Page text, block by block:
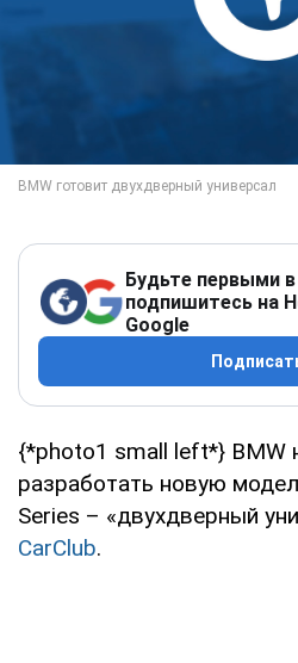
Будьте первыми в
подпишитесь на
Google
{*photo1 small left*} BMW
разработать новую
Series – «двухдверный
CarClub.